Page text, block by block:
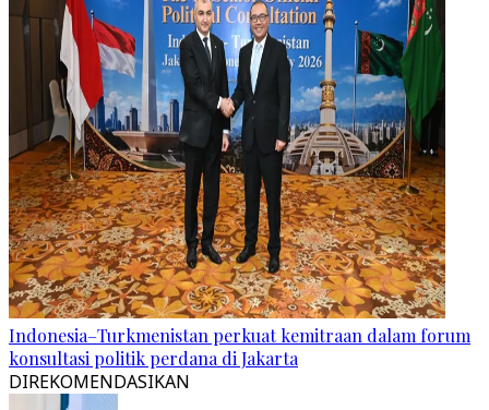
Indonesia–Turkmenistan perkuat kemitraan dalam forum
konsultasi politik perdana di Jakarta
DIREKOMENDASIKAN